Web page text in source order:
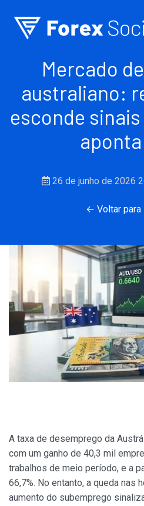
Mercado
australiano:
esconde
aponta
26 de junho de 2026
← Voltar para
A taxa de desemprego da
com um ganho de 40,3 mil
trabalhos de meio período, e a
66,7%. No entanto, a queda nas
aumento do subemprego